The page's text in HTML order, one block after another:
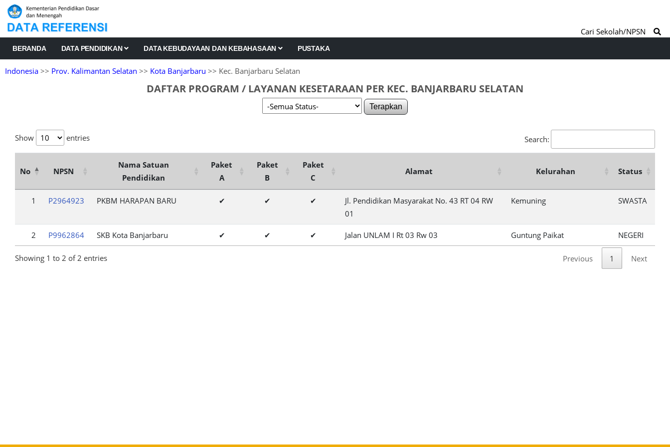
BERANDA DATA PENDIDIKAN DATA KEBUDAYAAN DAN KEBAHASAAN PUSTAKA
Cari Sekolah/NPSN
Indonesia >> Prov. Kalimantan Selatan >> Kota Banjarbaru >> Kec. Banjarbaru Selatan
DAFTAR PROGRAM / LAYANAN KESETARAAN PER KEC. BANJARBARU SELATAN
Terapkan
Show entries Search:
No NPSN
Nama Satuan
Pendidikan
Paket
A
Paket
B
Paket
C
Alamat Kelurahan Status
1 P2964923 PKBM HARAPAN BARU ✔ ✔ ✔
Jl. Pendidikan Masyarakat No. 43 RT 04 RW
01
Kemuning SWASTA
2 P9962864 SKB Kota Banjarbaru ✔ ✔ ✔ Jalan UNLAM I Rt 03 Rw 03 Guntung Paikat NEGERI
Showing 1 to 2 of 2 entries Previous 1 Next